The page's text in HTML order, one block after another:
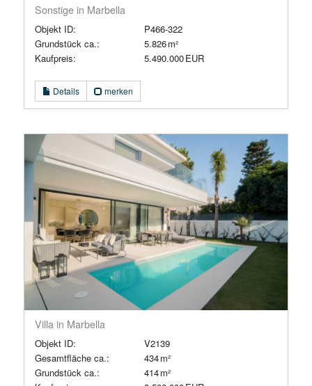
Sonstige in Marbella
Objekt ID:
P466-322
Grund­stück ca.:
5.826 m²
Kaufpreis:
5.490.000 EUR
Details merken
Villa in Marbella
Objekt ID:
V2139
Gesamtfläche ca.:
434 m²
Grund­stück ca.:
414 m²